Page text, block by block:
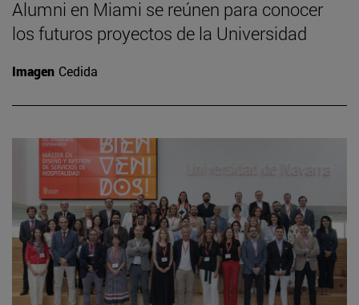
Alumni en Miami se reúnen para conocer
los futuros proyectos de la Universidad
Imagen Cedida